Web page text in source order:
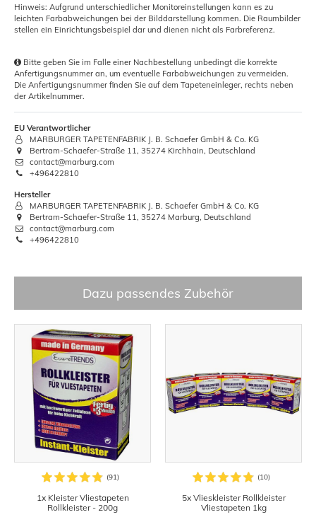
Hinweis: Aufgrund unterschiedlicher Monitoreinstellungen kann es zu
leichten Farbabweichungen bei der Bilddarstellung kommen. Die Raumbilder
stellen ein Einrichtungsbeispiel dar und dienen nicht als Farbreferenz.
Bitte geben Sie im Falle einer Nachbestellung unbedingt die korrekte
Anfertigungsnummer an, um eventuelle Farbabweichungen zu vermeiden.
Die Anfertigungsnummer finden Sie auf dem Tapeteneinleger, rechts neben
der Artikelnummer.
EU Verantwortlicher
MARBURGER TAPETENFABRIK J. B. Schaefer GmbH & Co. KG
Bertram-Schaefer-Straße 11, 35274 Kirchhain, Deutschland
contact@marburg.com
+496422810
Hersteller
MARBURGER TAPETENFABRIK J. B. Schaefer GmbH & Co. KG
Bertram-Schaefer-Straße 11, 35274 Marburg, Deutschland
contact@marburg.com
+496422810
Dazu passendes Zubehör
1x Kleister Vliestapeten
Rollkleister - 200g
5x Vlieskleister Rollkleister
Vliestapeten 1kg